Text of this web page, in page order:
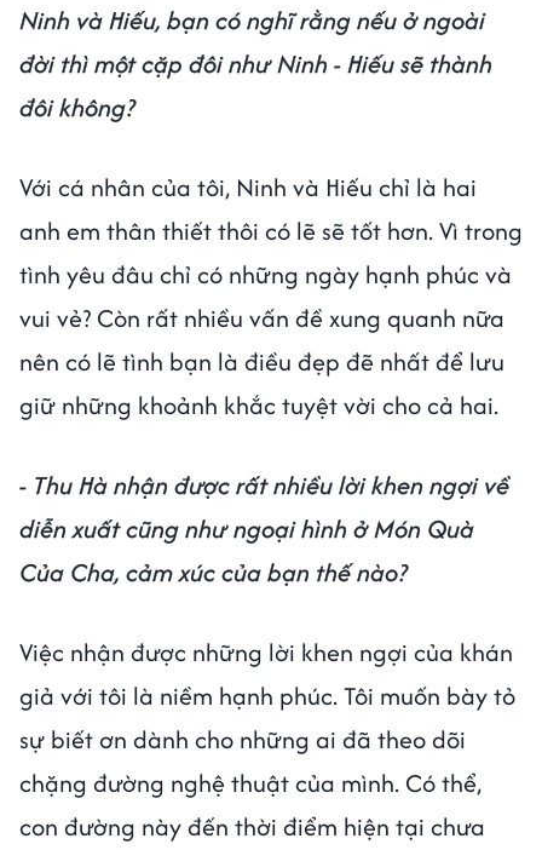
Ninh và Hiếu, bạn có nghĩ rằng nếu ở ngoài
đời thì một cặp đôi như Ninh - Hiếu sẽ thành
đôi không?
Với cá nhân của tôi, Ninh và Hiếu chỉ là hai
anh em thân thiết thôi có lẽ sẽ tốt hơn. Vì trong
tình yêu đâu chỉ có những ngày hạnh phúc và
vui vẻ? Còn rất nhiều vấn đề xung quanh nữa
nên có lẽ tình bạn là điều đẹp đẽ nhất để lưu
giữ những khoảnh khắc tuyệt vời cho cả hai.
- Thu Hà nhận được rất nhiều lời khen ngợi về
diễn xuất cũng như ngoại hình ở Món Quà
Của Cha, cảm xúc của bạn thế nào?
Việc nhận được những lời khen ngợi của khán
giả với tôi là niềm hạnh phúc. Tôi muốn bày tỏ
sự biết ơn dành cho những ai đã theo dõi
chặng đường nghệ thuật của mình. Có thể,
con đường này đến thời điểm hiện tại chưa